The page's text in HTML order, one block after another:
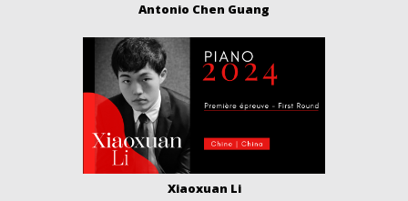
Antonio Chen Guang
Xiaoxuan Li